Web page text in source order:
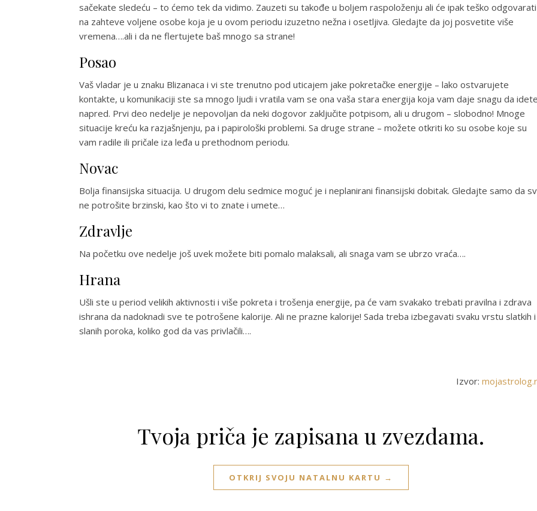
sačekate sledeću – to ćemo tek da vidimo. Zauzeti su takođe u boljem raspoloženju ali će ipak teško odgovarati
na zahteve voljene osobe koja je u ovom periodu izuzetno nežna i osetljiva. Gledajte da joj posvetite više
vremena….ali i da ne flertujete baš mnogo sa strane!
Posao
Vaš vladar je u znaku Blizanaca i vi ste trenutno pod uticajem jake pokretačke energije – lako ostvarujete
kontakte, u komunikaciji ste sa mnogo ljudi i vratila vam se ona vaša stara energija koja vam daje snagu da
napred. Prvi deo nedelje je nepovoljan da neki dogovor zaključite potpisom, ali u drugom – slobodno! Mnoge
situacije kreću ka razjašnjenju, pa i papirološki problemi. Sa druge strane – možete otkriti ko su osobe koje su
vam radile ili pričale iza leđa u prethodnom periodu.
Novac
Bolja finansijska situacija. U drugom delu sedmice moguć je i neplanirani finansijski dobitak. Gledajte samo da
ne potrošite brzinski, kao što vi to znate i umete…
Zdravlje
Na početku ove nedelje još uvek možete biti pomalo malaksali, ali snaga vam se ubrzo vraća….
Hrana
Ušli ste u period velikih aktivnosti i više pokreta i trošenja energije, pa će vam svakako trebati pravilna i zdrava
ishrana da nadoknadi sve te potrošene kalorije. Ali ne prazne kalorije! Sada treba izbegavati svaku vrstu slatkih i
slanih poroka, koliko god da vas privlačili….
Izvor:
Tvoja priča je zapisana u zvezdama.
OTKRIJ SVOJU NATALNU KARTU →